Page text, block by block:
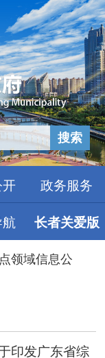
搜索
政务服务
长者关爱版
领域信息公
印发广东省综